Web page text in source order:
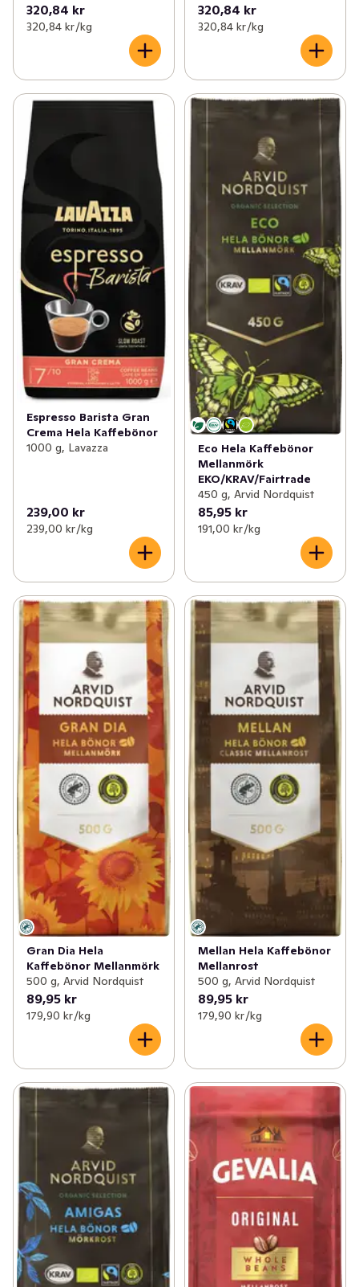
320,84 kr
320,84 kr /kg
320,84 kr
320,84 kr /kg
Espresso Barista Gran
Crema Hela Kaffebönor
1000 g, Lavazza
239,00 kr
239,00 kr /kg
Eco Hela Kaffebönor
Mellanmörk
EKO/KRAV/Fairtrade
450 g, Arvid Nordquist
85,95 kr
191,00 kr /kg
Gran Dia Hela
Kaffebönor Mellanmörk
500 g, Arvid Nordquist
89,95 kr
179,90 kr /kg
Mellan Hela Kaffebönor
Mellanrost
500 g, Arvid Nordquist
89,95 kr
179,90 kr /kg